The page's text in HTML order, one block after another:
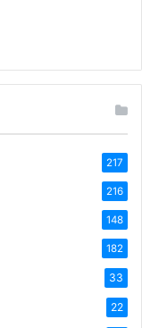
217
216
148
182
33
22